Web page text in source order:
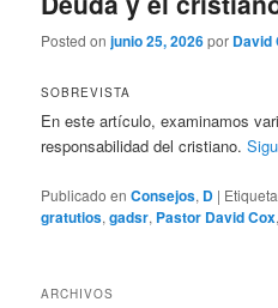
Posted onjunio 25, 2026por David
SOBREVISTA
En este artículo, examinamos
responsabilidad del cristiano.
Publicado en Consejos, D |
gratutios,gadsr, Pastor David Cox
ARCHIVOS